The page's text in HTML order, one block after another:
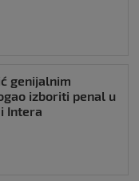
genijalnim
izboriti penal u
Intera